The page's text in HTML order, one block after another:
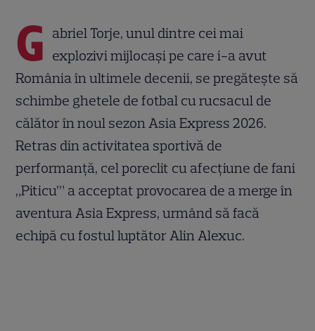
G abriel Torje, unul dintre cei mai
explozivi mijlocași pe care i-a avut
România în ultimele decenii, se pregătește să
schimbe ghetele de fotbal cu rucsacul de
călător în noul sezon Asia Express 2026.
Retras din activitatea sportivă de
performanță, cel poreclit cu afecțiune de fani
„Piticu’” a acceptat provocarea de a merge în
aventura Asia Express, urmând să facă
echipă cu fostul luptător Alin Alexuc.